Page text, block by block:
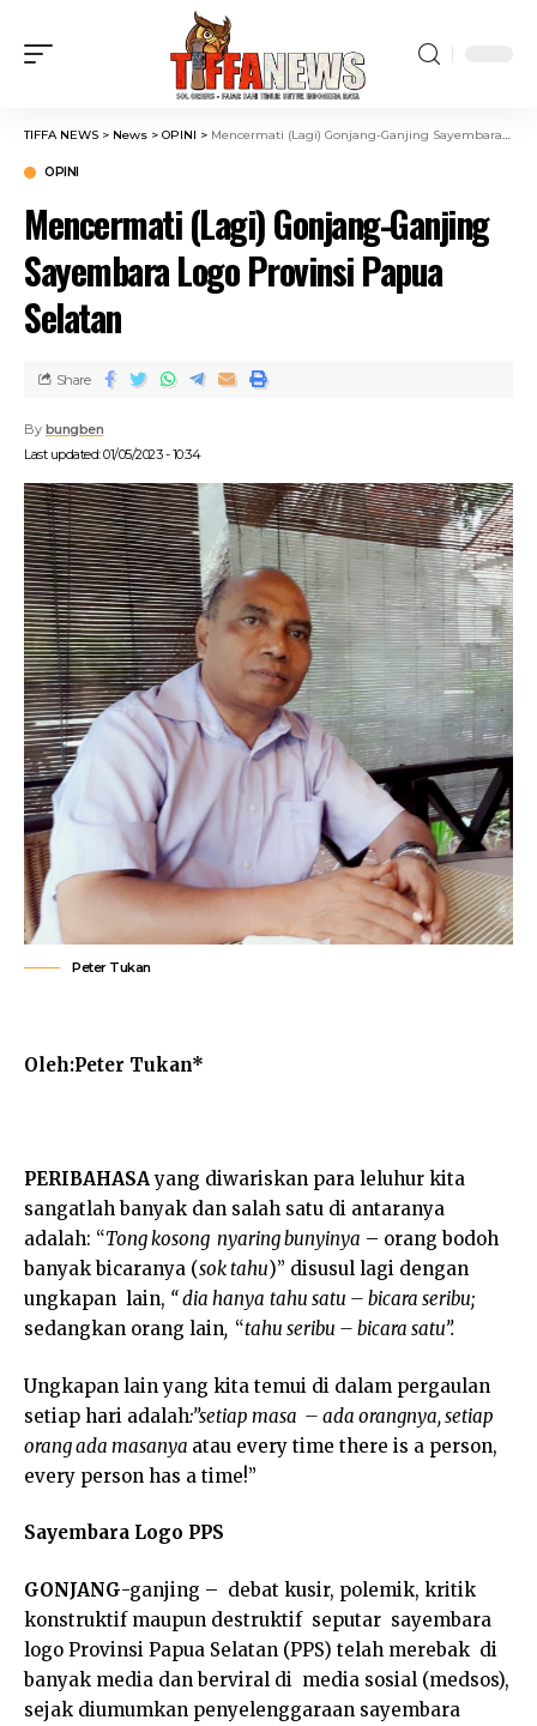
TIFFA NEWS > News > OPINI > Mencermati (Lagi) Gonjang-Ganjing Sayembara Logo Provinsi Papua Selatan
OPINI
Mencermati (Lagi) Gonjang-Ganjing
Sayembara Logo Provinsi Papua
Selatan
Last updated: 01/05/2023 - 10:34
By bungben
Share
Peter Tukan
Oleh:Peter Tukan*
PERIBAHASAyang diwariskan para leluhur kita
sangatlah banyak dan salah satu di antaranya
adalah: “Tong kosong nyaring bunyinya – orang bodoh
banyak bicaranya (sok tahu)” disusul lagi dengan
ungkapan lain, “ dia hanya tahu satu – bicara seribu;
sedangkan orang lain, “tahu seribu – bicara satu”.
Ungkapan lain yang kita temui di dalam pergaulan
setiap hari adalah:”setiap masa – ada orangnya, setiap
orang ada masanya atau every time there is a person,
every person has a time!”
Sayembara Logo PPS
GONJANG-ganjing – debat kusir, polemik, kritik
konstruktif maupun destruktif seputar sayembara
logo Provinsi Papua Selatan (PPS) telah merebak di
banyak media dan berviral di media sosial (medsos),
sejak diumumkan penyelenggaraan sayembara